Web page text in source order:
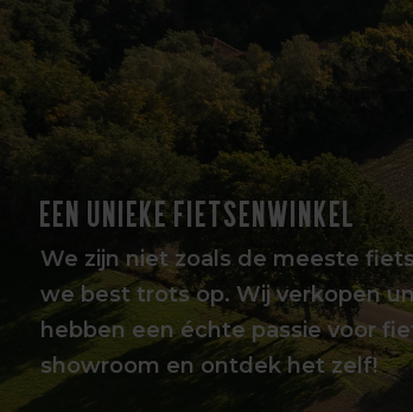
EEN UNIEKE FIETSENWINKEL
We zijn niet zoals de meeste
we best trots op. Wij verkopen
hebben een échte passie voor
showroom en ontdek het zelf!